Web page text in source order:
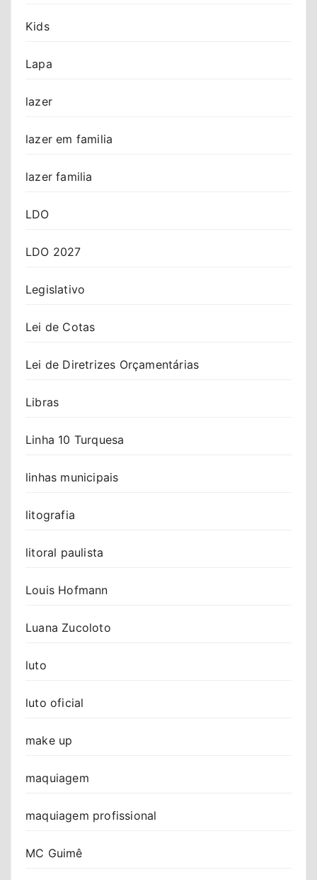
Kids
Lapa
lazer
lazer em familia
lazer familia
LDO
LDO 2027
Legislativo
Lei de Cotas
Lei de Diretrizes Orçamentárias
Libras
Linha 10 Turquesa
linhas municipais
litografia
litoral paulista
Louis Hofmann
Luana Zucoloto
luto
luto oficial
make up
maquiagem
maquiagem profissional
MC Guimê